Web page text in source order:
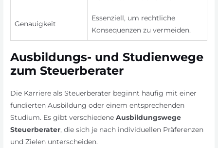
Genauigkeit
Essenziell, um rechtliche
Konsequenzen zu vermeiden.
Ausbildungs- und Studienwege
zum Steuerberater
Die Karriere als Steuerberater beginnt häufig mit einer
fundierten Ausbildung oder einem entsprechenden
Studium. Es gibt verschiedeneAusbildungswege
Steuerberater, die sich je nach individuellen Präferenzen
und Zielen unterscheiden.